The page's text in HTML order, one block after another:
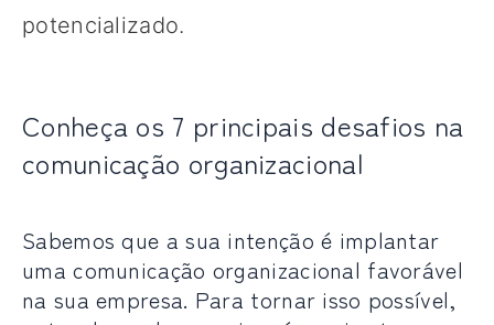
potencializado.
Conheça os 7 principais desafios na
comunicação organizacional
Sabemos que a sua intenção é implantar
uma comunicação organizacional favorável
na sua empresa. Para tornar isso possível,